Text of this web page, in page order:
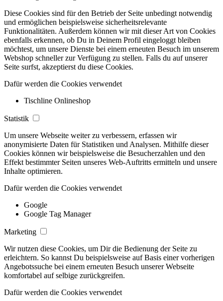
Diese Cookies sind für den Betrieb der Seite unbedingt notwendig
und ermöglichen beispielsweise sicherheitsrelevante
Funktionalitäten. Außerdem können wir mit dieser Art von Cookies
ebenfalls erkennen, ob Du in Deinem Profil eingeloggt bleiben
möchtest, um unsere Dienste bei einem erneuten Besuch im unserem
Webshop schneller zur Verfügung zu stellen. Falls du auf unserer
Seite surfst, akzeptierst du diese Cookies.
Dafür werden die Cookies verwendet
Tischline Onlineshop
Statistik
Um unsere Webseite weiter zu verbessern, erfassen wir
anonymisierte Daten für Statistiken und Analysen. Mithilfe dieser
Cookies können wir beispielsweise die Besucherzahlen und den
Effekt bestimmter Seiten unseres Web-Auftritts ermitteln und unsere
Inhalte optimieren.
Dafür werden die Cookies verwendet
Google
Google Tag Manager
Marketing
Wir nutzen diese Cookies, um Dir die Bedienung der Seite zu
erleichtern. So kannst Du beispielsweise auf Basis einer vorherigen
Angebotssuche bei einem erneuten Besuch unserer Webseite
komfortabel auf selbige zurückgreifen.
Dafür werden die Cookies verwendet